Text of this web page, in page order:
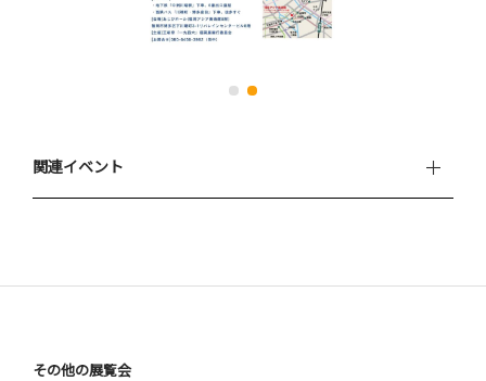
関連イベント
その他の展覧会